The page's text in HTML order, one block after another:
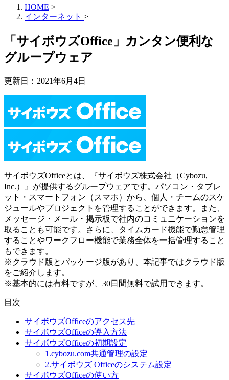
HOME >
インターネット >
「サイボウズOffice」カンタン便利な
グループウェア
更新日： 2021年6月4日
サイボウズOfficeとは、『サイボウズ株式会社（Cybozu,
Inc.）』が提供するグループウェアです。パソコン・タブレ
ット・スマートフォン（スマホ）から、個人・チームのスケ
ジュールやプロジェクトを管理することができます。また、
メッセージ・メール・掲示板で社内のコミュニケーションを
取ることも可能です。さらに、タイムカード機能で勤怠管理
することやワークフロー機能で業務全体を一括管理すること
もできます。
※クラウド版とパッケージ版があり、本記事ではクラウド版
をご紹介します。
※基本的には有料ですが、30日間無料で試用できます。
目次
サイボウズOfficeのアクセス先
サイボウズOfficeの導入方法
サイボウズOfficeの初期設定
1.cybozu.com共通管理の設定
2.サイボウズ Officeのシステム設定
サイボウズOfficeの使い方